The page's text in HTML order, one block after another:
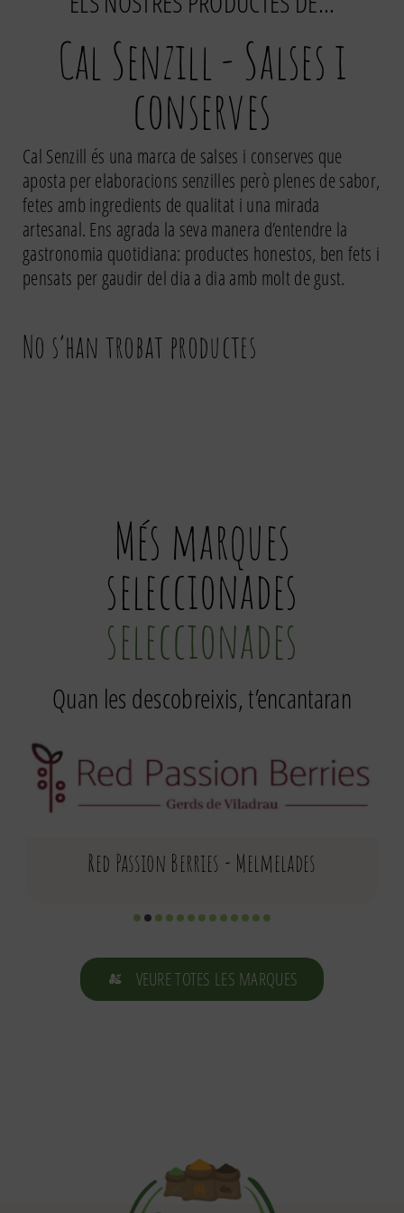
Cal Senzill - Salses i
conserves
Cal Senzill és una marca de salses i conserves que
aposta per elaboracions senzilles però plenes de sabor,
fetes amb ingredients de qualitat i una mirada
artesanal. Ens agrada la seva manera d’entendre la
gastronomia quotidiana: productes honestos, ben fets i
pensats per gaudir del dia a dia amb molt de gust.
No s’han trobat productes
Més marques
seleccionades
seleccionades
Quan les descobreixis, t’encantaran
Red Passion Berries - Melmelades
VEURE TOTES LES MARQUES